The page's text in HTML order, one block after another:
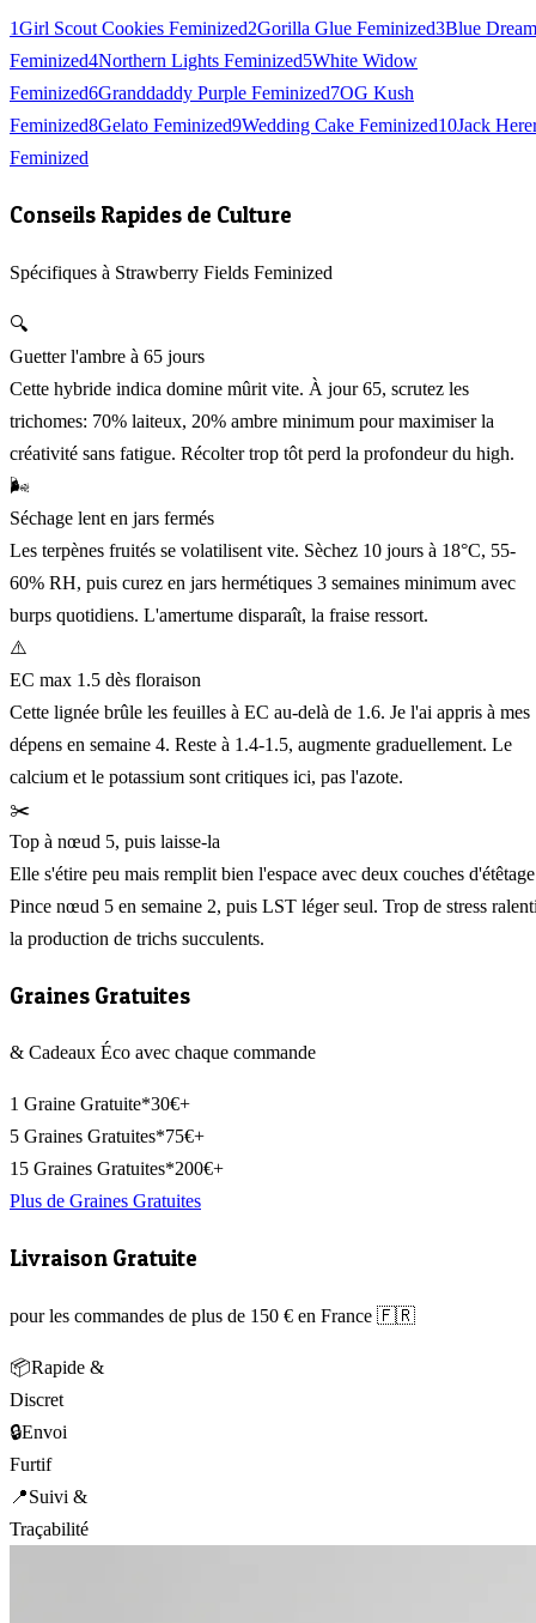
1Girl Scout Cookies Feminized2Gorilla Glue Feminized3Blue Dream
Feminized4Northern Lights Feminized5White Widow
Feminized6Granddaddy Purple Feminized7OG Kush
Feminized8Gelato Feminized9Wedding Cake Feminized10Jack
Feminized
Conseils Rapides de Culture
Spécifiques à Strawberry Fields Feminized
🔍
Guetter l'ambre à 65 jours
Cette hybride indica domine mûrit vite. À jour 65, scrutez les
trichomes: 70% laiteux, 20% ambre minimum pour maximiser la
créativité sans fatigue. Récolter trop tôt perd la profondeur du high.
🌬️
Séchage lent en jars fermés
Les terpènes fruités se volatilisent vite. Sèchez 10 jours à 18°C, 55-
60% RH, puis curez en jars hermétiques 3 semaines minimum avec
burps quotidiens. L'amertume disparaît, la fraise ressort.
⚠️
EC max 1.5 dès floraison
Cette lignée brûle les feuilles à EC au-delà de 1.6. Je l'ai appris à mes
dépens en semaine 4. Reste à 1.4-1.5, augmente graduellement. Le
calcium et le potassium sont critiques ici, pas l'azote.
✂️
Top à nœud 5, puis laisse-la
Elle s'étire peu mais remplit bien l'espace avec deux couches
Pince nœud 5 en semaine 2, puis LST léger seul. Trop de stress
la production de trichs succulents.
Graines Gratuites
& Cadeaux Éco avec chaque commande
1 Graine Gratuite*30€+
5 Graines Gratuites*75€+
15 Graines Gratuites*200€+
Plus de Graines Gratuites
Livraison Gratuite
pour les commandes de plus de 150 € en France 🇫🇷
📦Rapide &
Discret
🔒Envoi
Furtif
📍Suivi &
Traçabilité